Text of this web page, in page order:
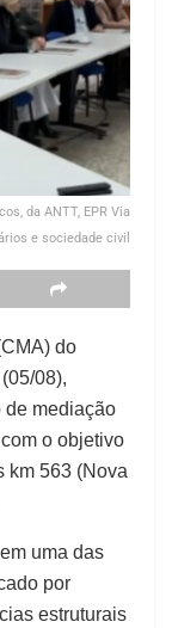
da ANTT, EPR Via
e sociedade civil
do
08),
de mediação
o objetivo
km 563 (Nova
uma das
por
estruturais